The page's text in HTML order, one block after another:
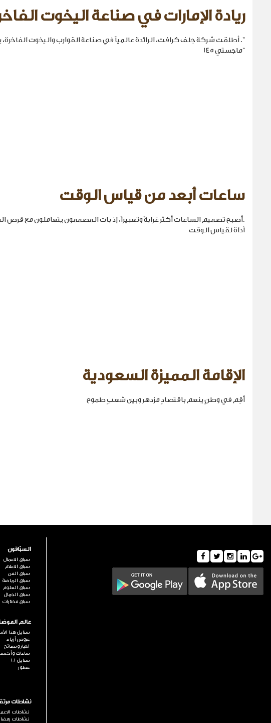
ريادة الإمارات في صناعة اليخوت
". أطلقت شركة جلف كرافت، الرائدة عالمياً في صناعة القوارب واليخوت الفاخرة،
"ماجستي 145
ساعات أبعد من قياس الوقت
.أصبح تصميم الساعات أكثر غرابةً وتعبيراً، إذ بات المصممون يتعاملون مع قرص
أداة لقياس الوقت
الإقامة المميزة السعودية
أقِم في وطنٍ ينعم باقتصادٍ مزدهر وبين شعبٍ طموح
السبّاقون
سباق الاعمال
سباق الاعلام
سباق الفن
سباق الرياضة
سباق العلوم
سباق الجمال
سباق مختارات
عالم
ستايل هذا
عروض أزياء
اخبار ونصائح
ساعات
ستايل 101
عطور
نشاطات
نشاطات
نشاطات